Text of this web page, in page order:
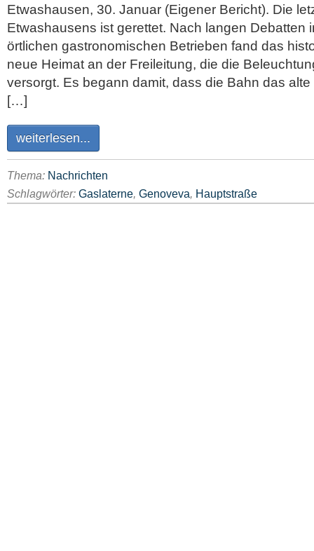
Etwashausen, 30. Januar (Eigener Bericht). Die
Etwashausens ist gerettet. Nach langen Debatten
örtlichen gastronomischen Betrieben fand das
neue Heimat an der Freileitung, die die
versorgt. Es begann damit, dass die Bahn das
[…]
weiterlesen...
Thema: Nachrichten
Schlagwörter: Gaslaterne, Genoveva, Hauptstraße